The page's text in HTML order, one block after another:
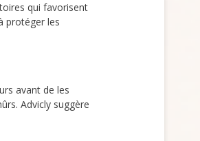
qui favorisent
protéger les
avant de les
Advicly suggère